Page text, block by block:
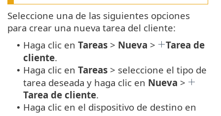
Seleccione una de las siguientes opciones
para crear una nueva tarea del cliente:
• Haga clic en Tareas > Nueva >
Tarea de
cliente.
• Haga clic en Tareas > seleccione el tipo de
tarea deseada y haga clic en Nueva >
Tarea de cliente.
• Haga clic en el dispositivo de destino en